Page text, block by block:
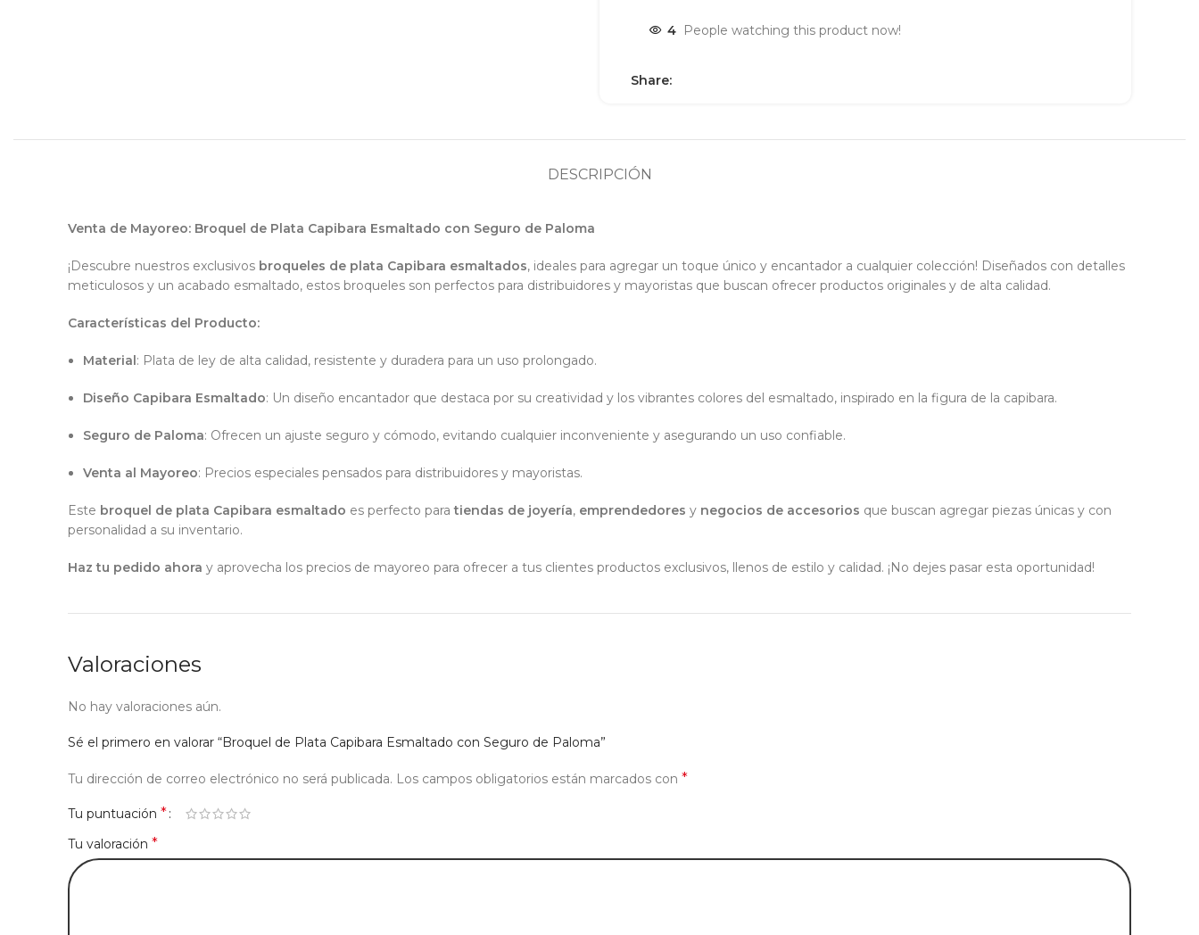
4 People watching this product now!
Share:
DESCRIPCIÓN
Venta de Mayoreo: Broquel de Plata Capibara Esmaltado con Seguro de Paloma
¡Descubre nuestros exclusivos broqueles de plata Capibara esmaltados, ideales para agregar un toque único y encantador a cualquier colección! Diseñados con detalles
meticulosos y un acabado esmaltado, estos broqueles son perfectos para distribuidores y mayoristas que buscan ofrecer productos originales y de alta calidad.
Características del Producto:
Material: Plata de ley de alta calidad, resistente y duradera para un uso prolongado.
Diseño Capibara Esmaltado: Un diseño encantador que destaca por su creatividad y los vibrantes colores del esmaltado, inspirado en la figura de la capibara.
Seguro de Paloma: Ofrecen un ajuste seguro y cómodo, evitando cualquier inconveniente y asegurando un uso confiable.
Venta al Mayoreo: Precios especiales pensados para distribuidores y mayoristas.
Este broquel de plata Capibara esmaltado es perfecto paratiendas de joyería, emprendedores y negocios de accesorios que buscan agregar piezas únicas y con
personalidad a su inventario.
Haz tu pedido ahora y aprovecha los precios de mayoreo para ofrecer a tus clientes productos exclusivos, llenos de estilo y calidad. ¡No dejes pasar esta oportunidad!
Valoraciones
No hay valoraciones aún.
Sé el primero en valorar “Broquel de Plata Capibara Esmaltado con Seguro de Paloma”
Tu dirección de correo electrónico no será publicada. Los campos obligatorios están marcados con *
Tu puntuación *
Tu valoración *